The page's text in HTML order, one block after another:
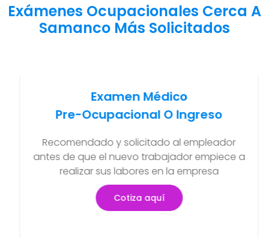
Exámenes Ocupacionales Cerca A
Samanco Más Solicitados